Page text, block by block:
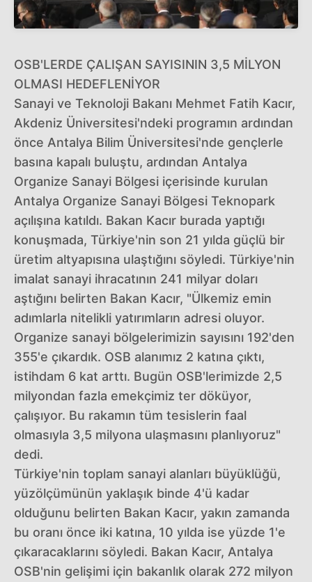
OSB'LERDE ÇALIŞAN SAYISININ 3,5 MİLYON
OLMASI HEDEFLENİYOR
Sanayi ve Teknoloji Bakanı Mehmet Fatih Kacır,
Akdeniz Üniversitesi'ndeki programın ardından
önce Antalya Bilim Üniversitesi'nde gençlerle
basına kapalı buluştu, ardından Antalya
Organize Sanayi Bölgesi içerisinde kurulan
Antalya Organize Sanayi Bölgesi Teknopark
açılışına katıldı. Bakan Kacır burada yaptığı
konuşmada, Türkiye'nin son 21 yılda güçlü bir
üretim altyapısına ulaştığını söyledi. Türkiye'nin
imalat sanayi ihracatının 241 milyar doları
aştığını belirten Bakan Kacır, "Ülkemiz emin
adımlarla nitelikli yatırımların adresi oluyor.
Organize sanayi bölgelerimizin sayısını 192'den
355'e çıkardık. OSB alanımız 2 katına çıktı,
istihdam 6 kat arttı. Bugün OSB'lerimizde 2,5
milyondan fazla emekçimiz ter döküyor,
çalışıyor. Bu rakamın tüm tesislerin faal
olmasıyla 3,5 milyona ulaşmasını planlıyoruz"
dedi.
Türkiye'nin toplam sanayi alanları büyüklüğü,
yüzölçümünün yaklaşık binde 4'ü kadar
olduğunu belirten Bakan Kacır, yakın zamanda
bu oranı önce iki katına, 10 yılda ise yüzde 1'e
çıkaracaklarını söyledi. Bakan Kacır, Antalya
OSB'nin gelişimi için bakanlık olarak 272 milyon